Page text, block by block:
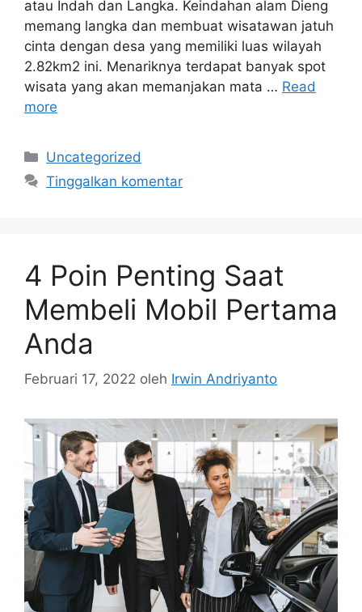
atau Indah dan Langka. Keindahan alam Dieng
memang langka dan membuat wisatawan jatuh
cinta dengan desa yang memiliki luas wilayah
2.82km2 ini. Menariknya terdapat banyak spot
wisata yang akan memanjakan mata … Read
more
Kategori
Uncategorized
Tinggalkan komentar
4 Poin Penting Saat
Membeli Mobil Pertama
Anda
Februari 17, 2022 oleh Irwin Andriyanto